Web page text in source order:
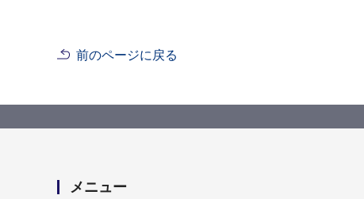
前のページに戻る
メニュー